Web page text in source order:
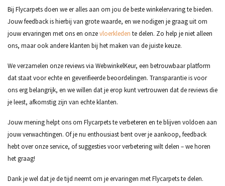
Bij Flycarpets doen we er alles aan om jou de beste winkelervaring te bieden.
Jouw feedback is hierbij van grote waarde, en we nodigen je graag uit om
jouw ervaringen met ons en onzevloerkleden te delen. Zo help je niet alleen
ons, maar ook andere klanten bij het maken van de juiste keuze.
We verzamelen onze reviews via WebwinkelKeur, een betrouwbaar platform
dat staat voor echte en geverifieerde beoordelingen. Transparantie is voor
ons erg belangrijk, en we willen dat je erop kunt vertrouwen dat de reviews die
je leest, afkomstig zijn van echte klanten.
Jouw mening helpt ons om Flycarpets te verbeteren en te blijven voldoen aan
jouw verwachtingen. Of je nu enthousiast bent over je aankoop, feedback
hebt over onze service, of suggesties voor verbetering wilt delen – we horen
het graag!
Dank je wel dat je de tijd neemt om je ervaringen met Flycarpets te delen.